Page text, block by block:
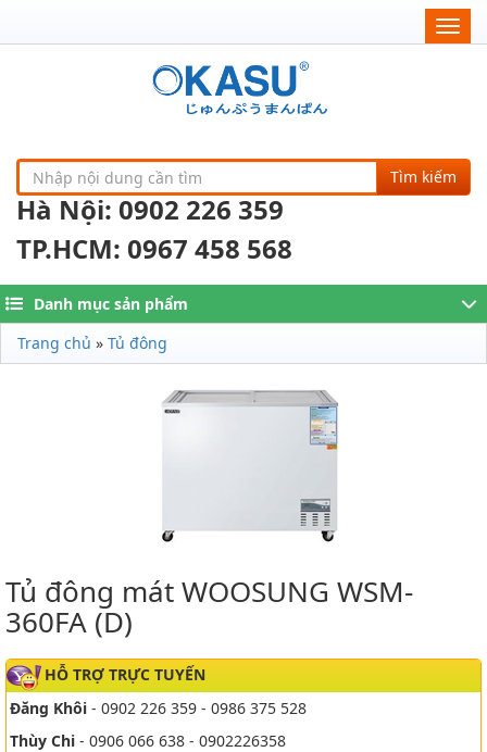
Tìm kiếm
Hà Nội: 0902 226 359
TP.HCM: 0967 458 568
Danh mục sản phẩm
Trang chủ » Tủ đông
Tủ đông mát WOOSUNG WSM-
360FA (D)
HỖ TRỢ TRỰC TUYẾN
Đăng Khôi - 0902 226 359 - 0986 375 528
Thùy Chi - 0906 066 638 - 0902226358